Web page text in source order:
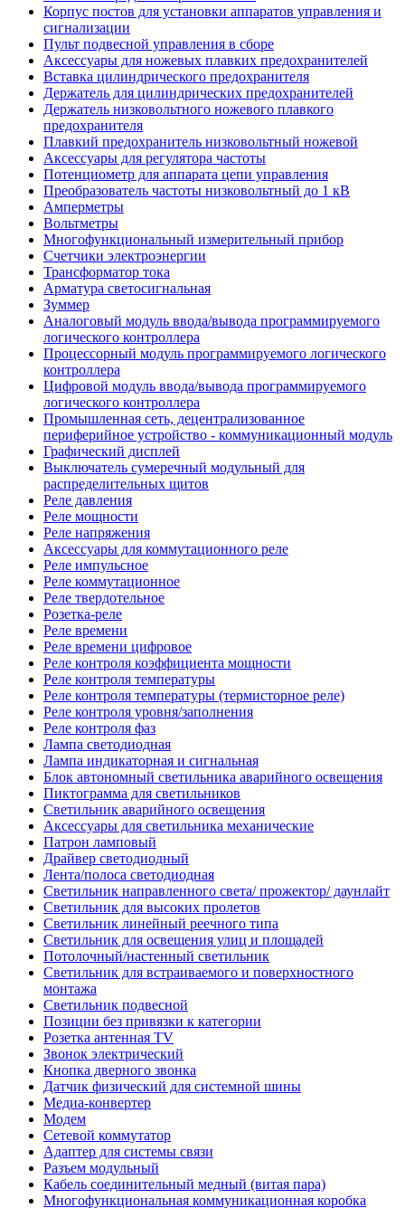
Корпус постов для установки аппаратов управления и
сигнализации
Пульт подвесной управления в сборе
Аксессуары для ножевых плавких предохранителей
Вставка цилиндрического предохранителя
Держатель для цилиндрических предохранителей
Держатель низковольтного ножевого плавкого
предохранителя
Плавкий предохранитель низковольтный ножевой
Аксессуары для регулятора частоты
Потенциометр для аппарата цепи управления
Преобразователь частоты низковольтный до 1 кВ
Амперметры
Вольтметры
Многофункциональный измерительный прибор
Счетчики электроэнергии
Трансформатор тока
Арматура светосигнальная
Зуммер
Аналоговый модуль ввода/вывода программируемого
логического контроллера
Процессорный модуль программируемого логического
контроллера
Цифровой модуль ввода/вывода программируемого
логического контроллера
Промышленная сеть, децентрализованное
периферийное устройство - коммуникационный модуль
Графический дисплей
Выключатель сумеречный модульный для
распределительных щитов
Реле давления
Реле мощности
Реле напряжения
Аксессуары для коммутационного реле
Реле импульсное
Реле коммутационное
Реле твердотельное
Розетка-реле
Реле времени
Реле времени цифровое
Реле контроля коэффициента мощности
Реле контроля температуры
Реле контроля температуры (термисторное реле)
Реле контроля уровня/заполнения
Реле контроля фаз
Лампа светодиодная
Лампа индикаторная и сигнальная
Блок автономный светильника аварийного освещения
Пиктограмма для светильников
Светильник аварийного освещения
Аксессуары для светильника механические
Патрон ламповый
Драйвер светодиодный
Лента/полоса светодиодная
Светильник направленного света/ прожектор/ даунлайт
Светильник для высоких пролетов
Светильник линейный реечного типа
Светильник для освещения улиц и площадей
Потолочный/настенный светильник
Светильник для встраиваемого и поверхностного
монтажа
Светильник подвесной
Позиции без привязки к категории
Розетка антенная TV
Звонок электрический
Кнопка дверного звонка
Датчик физический для системной шины
Медиа-конвертер
Модем
Сетевой коммутатор
Адаптер для системы связи
Разъем модульный
Кабель соединительный медный (витая пара)
Многофункциональная коммуникационная коробка